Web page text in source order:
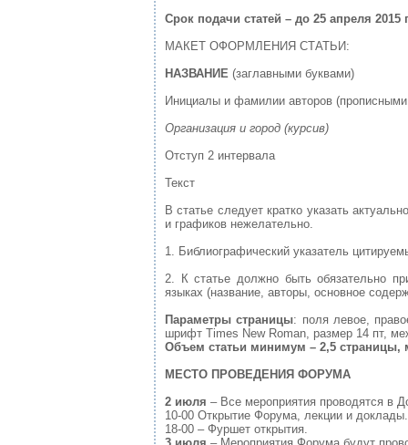
Срок подачи статей – до 25 апреля 2015
МАКЕТ ОФОРМЛЕНИЯ СТАТЬИ:
НАЗВАНИЕ (заглавными буквами)
Инициалы и фамилии авторов
Организация и город (курсив)
Отступ 2 интервала
Текст
В статье следует кратко указать
и графиков нежелательно.
1. Библиографический указатель
2. К статье должно быть обязательно
языках (название, авторы, основное
Параметры страницы: поля левое,
шрифт Times New Roman, размер 14 пт,
Объем статьи минимум – 2,5 страницы,
МЕСТО ПРОВЕДЕНИЯ ФОРУМА
2 июля – Все мероприятия проводятся в
10-00 Открытие Форума, лекции и доклады.
18-00 – Фуршет открытия.